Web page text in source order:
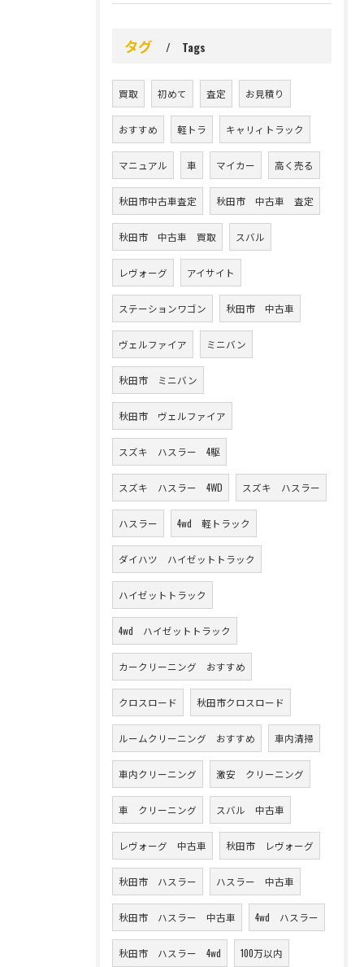
タグ Tags
買取 初めて 査定 お見積り
おすすめ 軽トラ キャリィトラック
マニュアル 車 マイカー 高く売る
秋田市中古車査定 秋田市 中古車 査定
秋田市 中古車 買取 スバル
レヴォーグ アイサイト
ステーションワゴン 秋田市 中古車
ヴェルファイア ミニバン
秋田市 ミニバン
秋田市 ヴェルファイア
スズキ ハスラー 4駆
スズキ ハスラー 4WD スズキ ハスラー
ハスラー 4wd 軽トラック
ダイハツ ハイゼットトラック
ハイゼットトラック
4wd ハイゼットトラック
カークリーニング おすすめ
クロスロード 秋田市クロスロード
ルームクリーニング おすすめ 車内清掃
車内クリーニング 激安 クリーニング
車 クリーニング スバル 中古車
レヴォーグ 中古車 秋田市 レヴォーグ
秋田市 ハスラー ハスラー 中古車
秋田市 ハスラー 中古車 4wd ハスラー
秋田市 ハスラー 4wd 100万以内